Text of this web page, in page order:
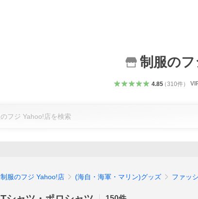
制服の
4.85（310件）
制服のフジ Yahoo!店 (海自・海軍・マリン)グッズ ファッ